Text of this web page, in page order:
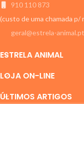
910 110 873
(custo de uma chamada p/
geral@estrela-animal.pt
ESTRELA ANIMAL
LOJA ON-LINE
ÚLTIMOS ARTIGOS